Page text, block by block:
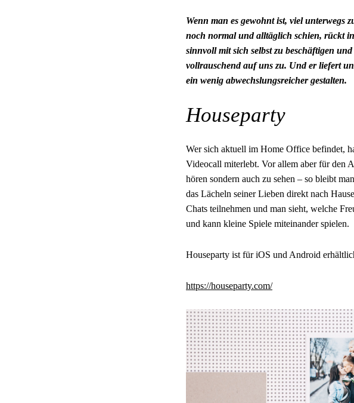
Wenn man es gewohnt ist, viel unterwegs
noch normal und alltäglich schien, rückt
sinnvoll mit sich selbst zu beschäftigen
vollrauschend auf uns zu. Und er liefert
ein wenig abwechslungsreicher gestalten.
Houseparty
Wer sich aktuell im Home Office befindet,
Videocall miterlebt. Vor allem aber für den
hören sondern auch zu sehen – so bleibt
das Lächeln seiner Lieben direkt nach
Chats teilnehmen und man sieht, welche
und kann kleine Spiele miteinander spielen.
Houseparty ist für iOS und Android
https://houseparty.com/